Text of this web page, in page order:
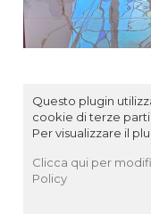
Questo plugin
cookie di terze
Per visualizzare il
Clicca qui per
Policy